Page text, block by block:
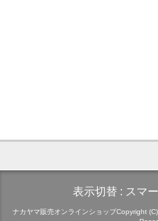
表示切替 : スマ
ナカヤマ販売オンラインショップCopyright